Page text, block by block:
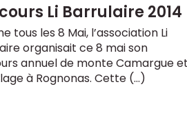
Li Barrulaire 2014
tous les 8 Mai, l’association Li
organisait ce 8 mai son
annuel de monte Camargue
à Rognonas. Cette (…)